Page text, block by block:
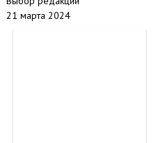
21 марта 2024